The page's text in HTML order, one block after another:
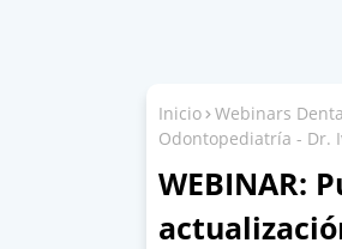
Inicio Webinars
Odontopediatría - Dr.
WEBINAR: